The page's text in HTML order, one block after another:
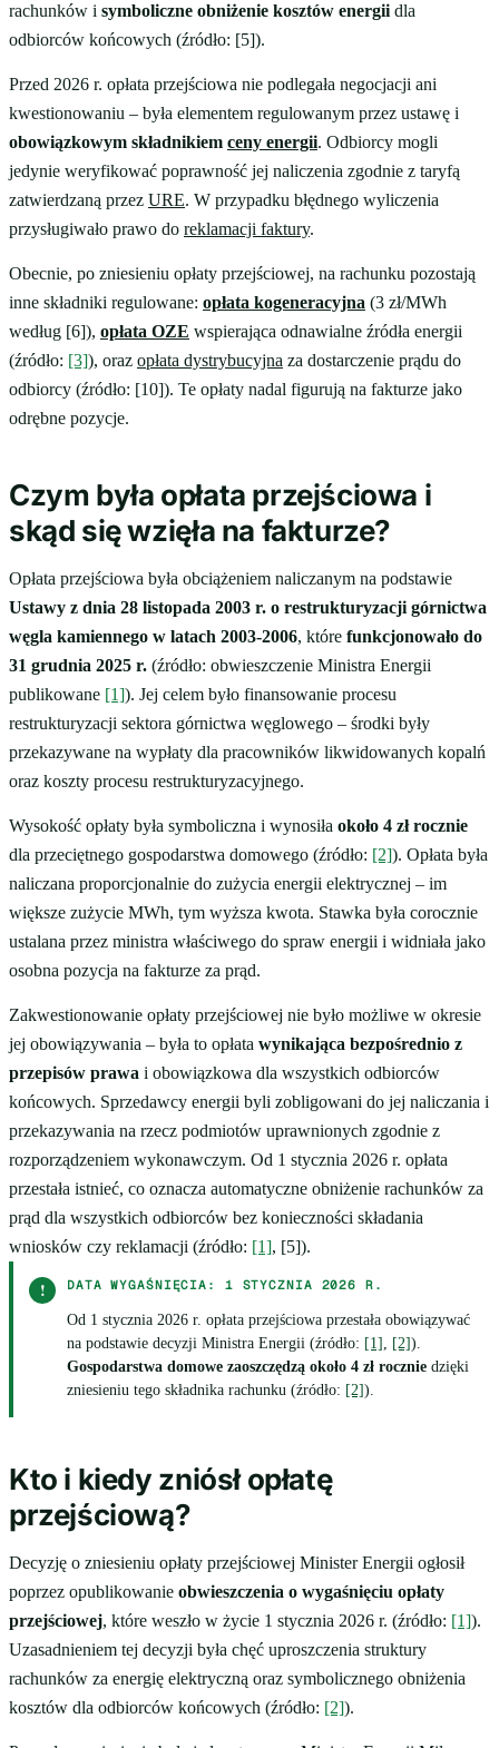
rachunków i symboliczne obniżenie kosztów energii dla
odbiorców końcowych (źródło: [5]).
Przed 2026 r. opłata przejściowa nie podlegała negocjacji ani
kwestionowaniu – była elementem regulowanym przez ustawę i
obowiązkowym składnikiem ceny energii. Odbiorcy mogli
jedynie weryfikować poprawność jej naliczenia zgodnie z taryfą
zatwierdzaną przez URE. W przypadku błędnego wyliczenia
przysługiwało prawo do reklamacji faktury.
Obecnie, po zniesieniu opłaty przejściowej, na rachunku pozostają
inne składniki regulowane: opłata kogeneracyjna (3 zł/MWh
według [6]), opłata OZE wspierająca odnawialne źródła energii
(źródło: [3]), oraz opłata dystrybucyjna za dostarczenie prądu do
odbiorcy (źródło: [10]). Te opłaty nadal figurują na fakturze jako
odrębne pozycje.
Czym była opłata przejściowa i
skąd się wzięła na fakturze?
Opłata przejściowa była obciążeniem naliczanym na podstawie
Ustawy z dnia 28 listopada 2003 r. o restrukturyzacji górnictwa
węgla kamiennego w latach 2003-2006, które funkcjonowało do
31 grudnia 2025 r. (źródło: obwieszczenie Ministra Energii
publikowane [1]). Jej celem było finansowanie procesu
restrukturyzacji sektora górnictwa węglowego – środki były
przekazywane na wypłaty dla pracowników likwidowanych kopalń
oraz koszty procesu restrukturyzacyjnego.
Wysokość opłaty była symboliczna i wynosiła około 4 zł rocznie
dla przeciętnego gospodarstwa domowego (źródło: [2]). Opłata była
naliczana proporcjonalnie do zużycia energii elektrycznej – im
większe zużycie MWh, tym wyższa kwota. Stawka była corocznie
ustalana przez ministra właściwego do spraw energii i widniała jako
osobna pozycja na fakturze za prąd.
Zakwestionowanie opłaty przejściowej nie było możliwe w okresie
jej obowiązywania – była to opłata wynikająca bezpośrednio z
przepisów prawa i obowiązkowa dla wszystkich odbiorców
końcowych. Sprzedawcy energii byli zobligowani do jej naliczania i
przekazywania na rzecz podmiotów uprawnionych zgodnie z
rozporządzeniem wykonawczym. Od 1 stycznia 2026 r. opłata
przestała istnieć, co oznacza automatyczne obniżenie rachunków za
prąd dla wszystkich odbiorców bez konieczności składania
wniosków czy reklamacji (źródło: [1], [5]).
! DATA WYGAŚNIĘCIA: 1 STYCZNIA 2026 R.
Od 1 stycznia 2026 r. opłata przejściowa przestała obowiązywać
na podstawie decyzji Ministra Energii (źródło: [1] , [2]).
Gospodarstwa domowe zaoszczędzą około 4 zł rocznie dzięki
zniesieniu tego składnika rachunku (źródło: [2]).
Kto i kiedy zniósł opłatę
przejściową?
Decyzję o zniesieniu opłaty przejściowej Minister Energii ogłosił
poprzez opublikowanie obwieszczenia o wygaśnięciu opłaty
przejściowej, które weszło w życie 1 stycznia 2026 r. (źródło: [1]).
Uzasadnieniem tej decyzji była chęć uproszczenia struktury
rachunków za energię elektryczną oraz symbolicznego obniżenia
kosztów dla odbiorców końcowych (źródło: [2]).